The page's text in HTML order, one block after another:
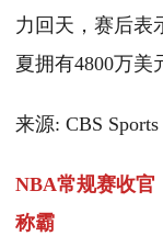
力回天，赛后表
夏拥有4800万美
来源: CBS
NBA常规赛收官
称霸